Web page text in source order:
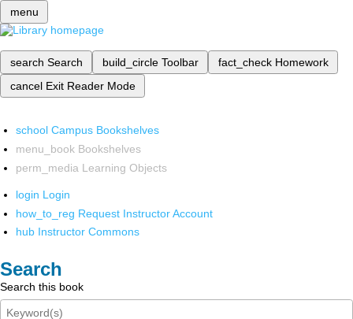
menu
search Search build_circle Toolbar fact_check Homework
cancel Exit Reader Mode
school Campus Bookshelves
menu_book Bookshelves
perm_media Learning Objects
login Login
how_to_reg Request Instructor Account
hub Instructor Commons
Search
Search this book